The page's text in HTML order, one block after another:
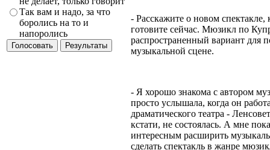
Так вам и надо, за что
боролись на то и
напоролись
- Расскажите о новом
готовите сейчас. Мюзикл по
распространенный вариант для
музыкальной сцене.
- Я хорошо знакома с автором
просто услышала, когда он
драматического театра -
кстати, не состоялась. А мне
интересным расширить
сделать спектакль в жанре